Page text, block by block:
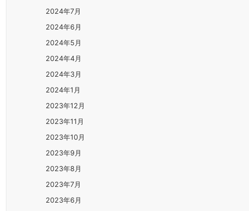
2024年7月
2024年6月
2024年5月
2024年4月
2024年3月
2024年1月
2023年12月
2023年11月
2023年10月
2023年9月
2023年8月
2023年7月
2023年6月